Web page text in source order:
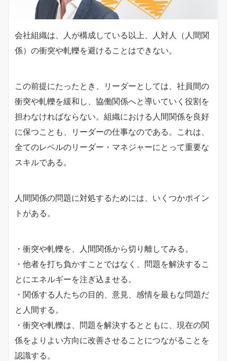
会社組織は、人が構成している以上、人対人（人間関
係）の衝突や軋轢を避けることはできない。
この前提にたったとき、リーダーとしては、社員間の
衝突や軋轢を緩和し、協働関係へと導いていく役割を
担わなければならない。組織における人間関係を良好
に保つことも、リーダーの仕事なのである。これは、
全てのレベルのリーダー・マネジャーにとって重要な
スキルである。
人間関係の問題に対処するためには、いくつかポイン
トがある。
・衝突や軋轢を、人間関係から切り離してみる。
・他者を打ち負かすことではなく、問題を解決するこ
とにエネルギーを注ぎ込ませる。
・関係する人たちの目的、意見、感情を最もな問題だ
と人間する。
・衝突や軋轢は、問題を解決するとともに、現在の関
係をよりよい方向に改善させることにつながることを
認識する。